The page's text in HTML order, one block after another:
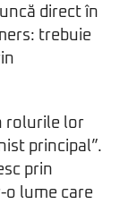
direct în
trebuie
rolurile lor
principal”.
prin
o lume care